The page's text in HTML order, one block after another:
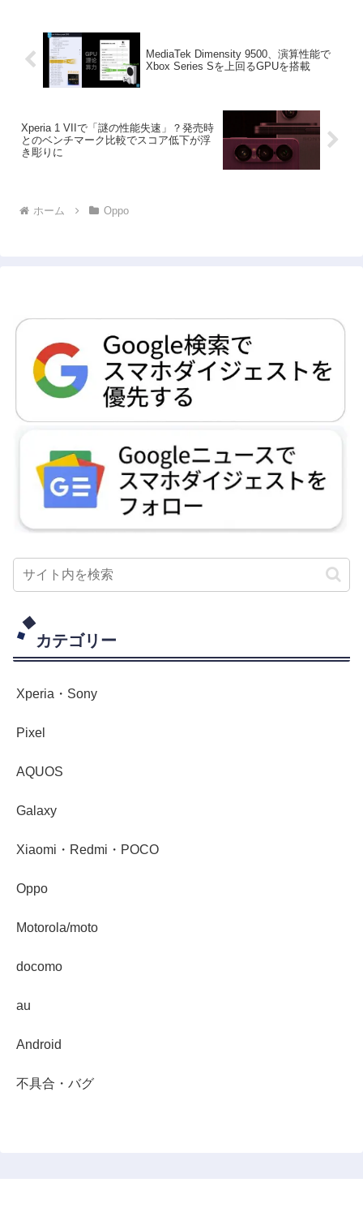
MediaTek Dimensity 9500、演算性能で
Xbox Series Sを上回るGPUを搭載
Xperia 1 VIIで「謎の性能失速」？発売時
とのベンチマーク比較でスコア低下が浮
き彫りに
ホーム Oppo
カテゴリー
Xperia・Sony
Pixel
AQUOS
Galaxy
Xiaomi・Redmi・POCO
Oppo
Motorola/moto
docomo
au
Android
不具合・バグ